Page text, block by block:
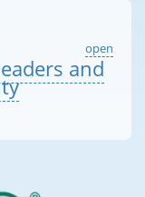
open
and